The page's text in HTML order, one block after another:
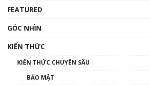
FEATURED
GÓC NHÌN
KIẾN THỨC
KIẾN THỨC CHUYÊN SÂU
BẢO MẬT